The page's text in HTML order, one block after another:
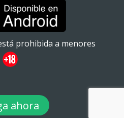
prohibida a menores
ahora